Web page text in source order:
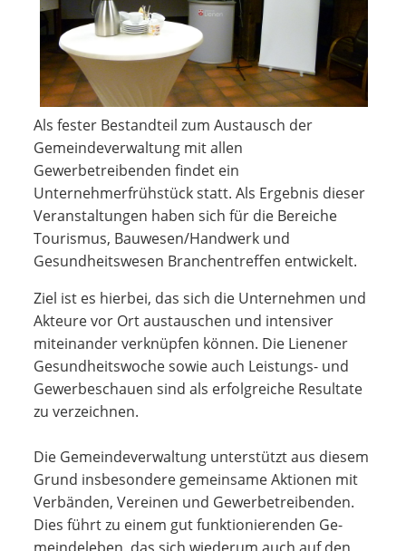
Als fester Bestandteil zum Austausch der
Gemeindeverwaltung mit allen
Gewerbetreibenden findet ein
Unternehmerfrühstück statt. Als Ergebnis dieser
Veranstaltungen haben sich für die Bereiche
Tourismus, Bauwesen/Handwerk und
Gesundheitswesen Branchentreffen entwickelt.
Ziel ist es hierbei, das sich die Unternehmen und
Akteure vor Ort austauschen und intensiver
miteinander verknüpfen können. Die Lienener
Gesundheitswoche sowie auch Leistungs- und
Gewerbeschauen sind als erfolgreiche Resultate
zu verzeichnen.
Die Gemeindeverwaltung unterstützt aus die­sem
Grund insbeson­dere ge­meinsame Aktio­nen mit
Verbänden, Ver­einen und Gewerbe­treiben­den.
Dies führt zu einem gut funktionierenden Ge­